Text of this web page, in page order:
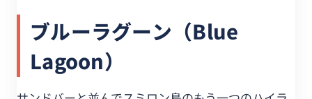
ブルーラグーン（Blue
Lagoon）